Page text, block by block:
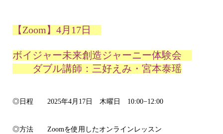
【Zoom】4月17日
ボイジャー未来創造ジャーニー体験会
ダブル講師：三好えみ・宮本泰瑶
◎日程 2025年4月17日 木曜日 10:00−12:00
◎方法 Zoomを使用したオンラインレッスン